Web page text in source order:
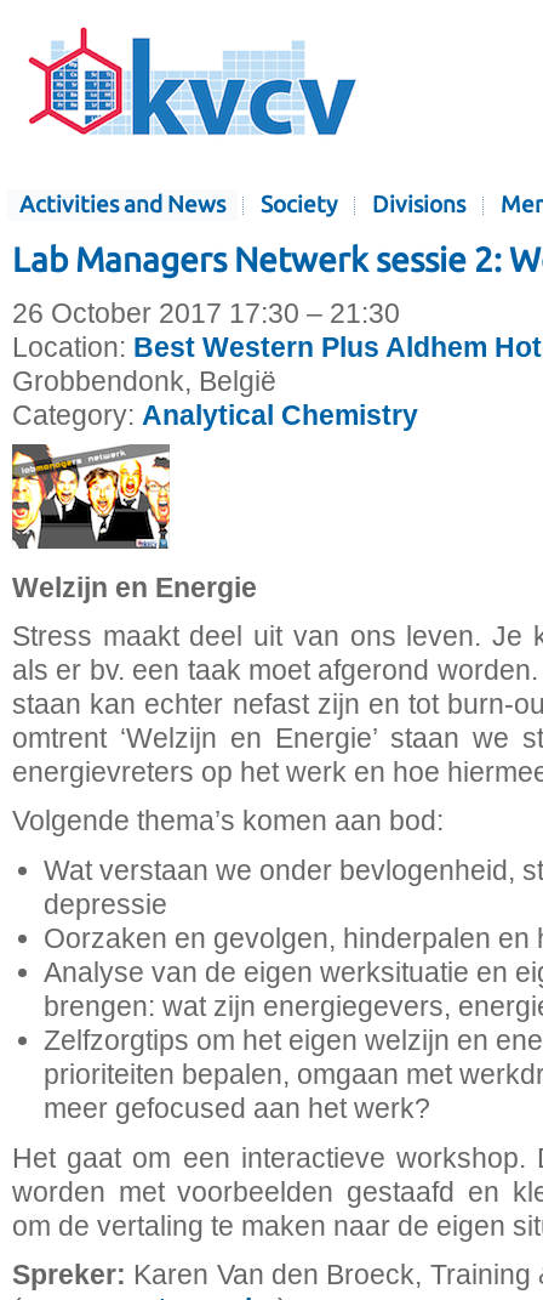
Activities and News Society Divisions
Lab Managers Netwerk sessie 2:
26 October 2017 17:30 – 21:30
Location: Best Western Plus Aldhem
Grobbendonk, België
Category: Analytical Chemistry
Welzijn en Energie
Stress maakt deel uit van ons leven. Je
als er bv. een taak moet afgerond
staan kan echter nefast zijn en tot burn-
omtrent ‘Welzijn en Energie’ staan we
energievreters op het werk en hoe
Volgende thema’s komen aan bod:
Wat verstaan we onder bevlogenheid,
depressie
Oorzaken en gevolgen, hinderpalen en
Analyse van de eigen werksituatie en
brengen: wat zijn energiegevers,
Zelfzorgtips om het eigen welzijn en
prioriteiten bepalen, omgaan met
meer gefocused aan het werk?
Het gaat om een interactieve workshop.
worden met voorbeelden gestaafd en
om de vertaling te maken naar de eigen
Spreker: Karen Van den Broeck,